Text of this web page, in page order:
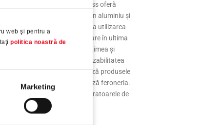
web şi pentru a
politica noastră de
Marketing
de la Roto Object Business oferă
producătorilor de ferestre din aluminiu și
de specialitate cu privire la utilizarea
de deschidere "ELA"cu blocare în ultima
de exemplu. În funcție de lățimea și
ferestrei, aceștia verifică fezabilitatea
de feronerie, adaptează produsele
proiecte specifice și vizualizează feroneria.
sistem pot fi efectuate în laboratoarele de
testare Roto.